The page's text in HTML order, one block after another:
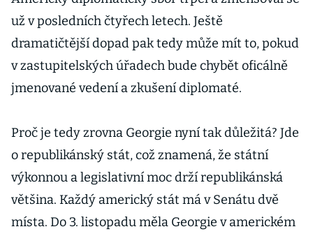
už v posledních čtyřech letech. Ještě
dramatičtější dopad pak tedy může mít to, pokud
v zastupitelských úřadech bude chybět oficálně
jmenované vedení a zkušení diplomaté.
Proč je tedy zrovna Georgie nyní tak důležitá? Jde
o republikánský stát, což znamená, že státní
výkonnou a legislativní moc drží republikánská
většina. Každý americký stát má v Senátu dvě
místa. Do 3. listopadu měla Georgie v americkém